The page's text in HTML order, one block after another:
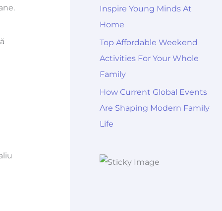
Inspire Young Minds At
Home
Top Affordable Weekend
Activities For Your Whole
Family
How Current Global Events
Are Shaping Modern Family
Life